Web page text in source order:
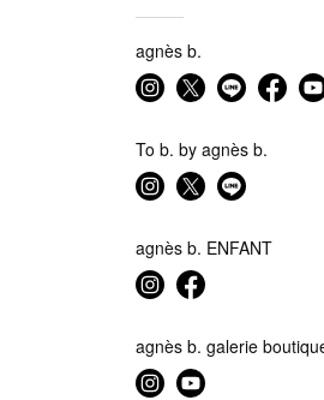
agnès b.
To b. by agnès b.
agnès b. ENFANT
agnès b. galerie